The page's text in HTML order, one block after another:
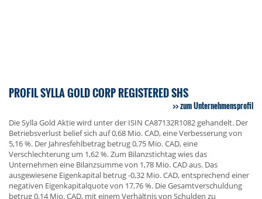
PROFIL SYLLA GOLD CORP REGISTERED SHS
zum Unternehmensprofil
Die Sylla Gold Aktie wird unter der ISIN CA87132R1082 gehandelt. Der
Betriebsverlust belief sich auf 0,68 Mio. CAD, eine Verbesserung von
5,16 %. Der Jahresfehlbetrag betrug 0,75 Mio. CAD, eine
Verschlechterung um 1,62 %. Zum Bilanzstichtag wies das
Unternehmen eine Bilanzsumme von 1,78 Mio. CAD aus. Das
ausgewiesene Eigenkapital betrug -0,32 Mio. CAD, entsprechend einer
negativen Eigenkapitalquote von 17,76 %. Die Gesamtverschuldung
betrug 0,14 Mio. CAD, mit einem Verhältnis von Schulden zu